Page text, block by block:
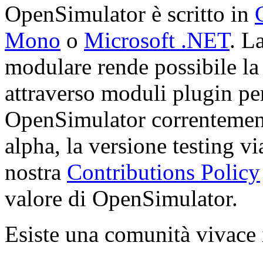
OpenSimulator è scritto in
Mono o Microsoft .NET.
modulare rende possibile
attraverso moduli plugin
OpenSimulator
alpha, la versione testing
nostra Contributions Policy
valore di OpenSimulator.
Esiste una comunità